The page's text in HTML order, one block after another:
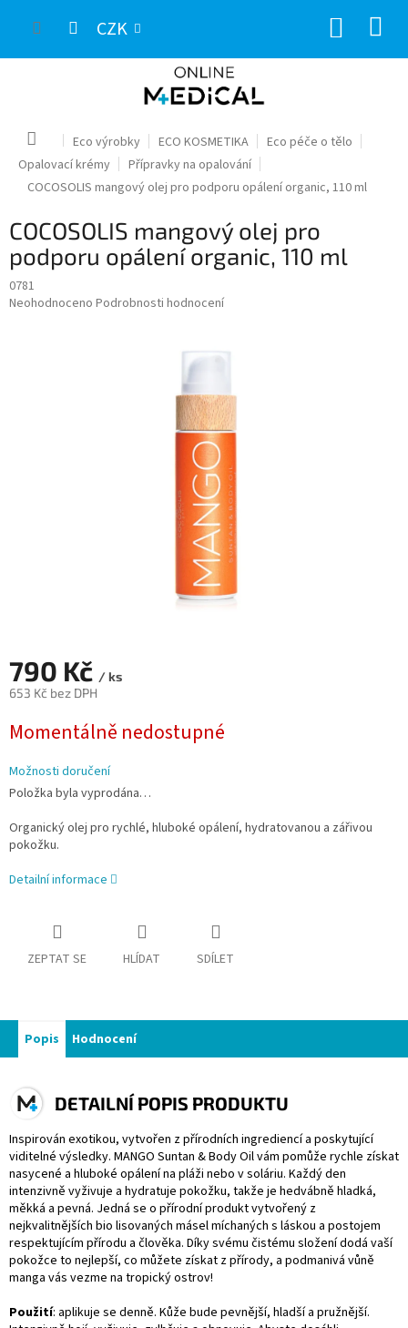
CZK
Domů Eco výrobky ECO KOSMETIKA
Eco péče o tělo
Opalovací krémy
Přípravky na opalování
COCOSOLIS mangový olej pro podporu opálení organic, 110 ml
COCOSOLIS mangový olej pro
podporu opálení organic, 110 ml
0781
Průměrné
Neohodnoceno Podrobnosti hodnocení
790 Kč / ks
653 Kč bez DPH
cena:
Momentálně nedostupné
Možnosti doručení
Položka byla vyprodána…
Organický olej pro rychlé, hluboké opálení, hydratovanou a zářivou
pokožku.
Detailní informace
ZEPTAT SE HLÍDAT SDÍLET
Popis Hodnocení
DETAILNÍ POPIS PRODUKTU
Inspirován exotikou, vytvořen z přírodních ingrediencí a poskytující
viditelné výsledky. MANGO Suntan & Body Oil vám pomůže rychle získat
nasycené a hluboké opálení na pláži nebo v soláriu. Každý den
intenzivně vyživuje a hydratuje pokožku, takže je hedvábně hladká,
měkká a pevná. Jedná se o přírodní produkt vytvořený z
nejkvalitnějších bio lisovaných másel míchaných s láskou a postojem
respektujícím přírodu a člověka. Díky svému čistému složení dodá vaší
pokožce to nejlepší, co můžete získat z přírody, a podmanivá vůně
manga vás vezme na tropický ostrov!
Použití: aplikuje se denně. Kůže bude pevnější, hladší a pružnější.